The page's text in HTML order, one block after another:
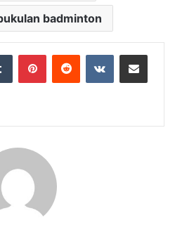
badminton
Tumblr PinterestReddit VKontakteShare via Email